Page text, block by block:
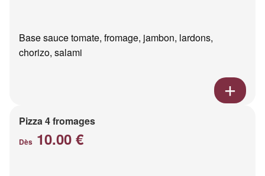
Base sauce tomate, fromage, jambon, lardons,
chorizo, salami
Pizza 4 fromages
Dès 10.00 €